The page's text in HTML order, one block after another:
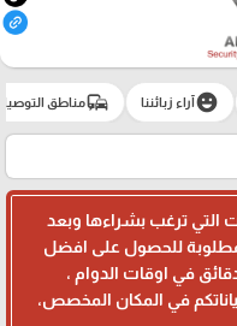
emoji_emotionsآراء زبائننا commuteمناطق
التي ترغب بشراءها وبعد
للحصول على افضل
سعر يتم تسعير الطلبية خلال 10 دقائق في اوقات الدوام ،
في المكان المخصص،